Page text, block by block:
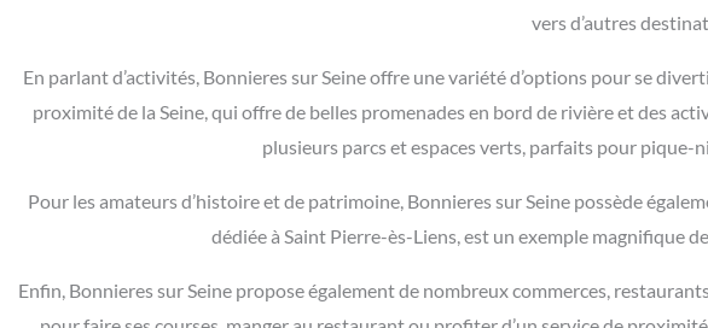
vers d’autres
En parlant d’activités, Bonnieres sur Seine offre une variété d’options pour se
proximité de la Seine, qui offre de belles promenades en bord de rivière et des
plusieurs parcs et espaces verts, parfaits pour
Pour les amateurs d’histoire et de patrimoine, Bonnieres sur Seine possède
dédiée à Saint Pierre-ès-Liens, est un exemple magnifique
Enfin, Bonnieres sur Seine propose également de nombreux commerces,